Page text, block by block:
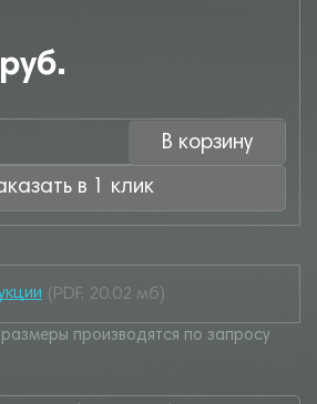
В корзину
Заказать в 1 клик
(PDF, 20.02 мб)
производятся по запросу